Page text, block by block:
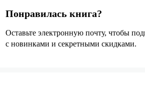
Понравилась книга?
Оставьте электронную почту, чтобы
с новинками и секретными скидками.